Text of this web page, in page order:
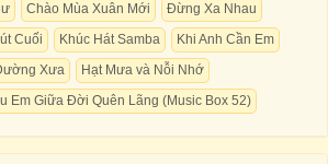
Chào Mùa Xuân Mới
Đừng Xa Nhau
Cuối Khúc Hát Samba
Khi Anh Cần Em
Xưa
Hạt Mưa và Nỗi Nhớ
Em Giữa Đời Quên Lãng (Music Box 52)